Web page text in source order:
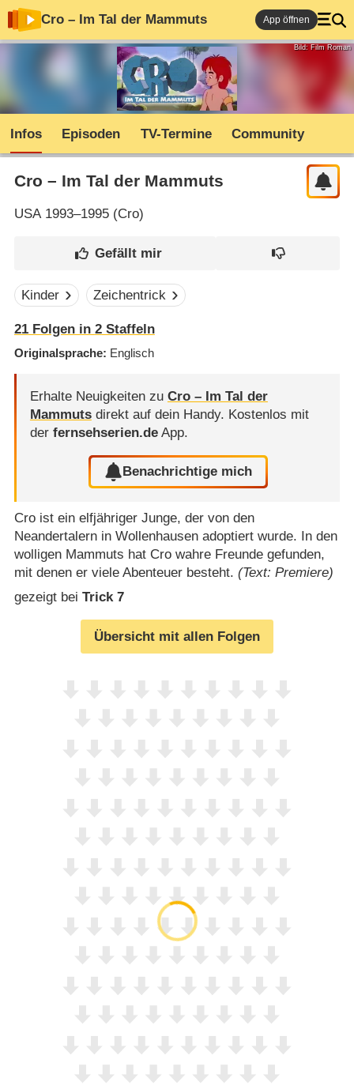
Cro – Im Tal der Mammuts App öffnen
Bild: Film Roman
Infos Episoden TV-Termine Community
Cro – Im Tal der Mammuts
USA1993–1995 (Cro)
Kinder Zeichentrick
21Folgen in 2Staffeln
Originalsprache Englisch
Erhalte Neuigkeiten zu Cro – Im Tal der
Mammutsdirekt auf dein Handy. Kostenlos mit
der fernsehserien.deApp.
Benachrichtige mich
Cro ist ein elfjähriger Junge, der von den
Neandertalern in Wollenhausen adoptiert wurde. In den
wolligen Mammuts hat Cro wahre Freunde gefunden,
mit denen er viele Abenteuer besteht. (Text: Premiere)
gezeigt bei Trick 7
Übersicht mit allen Folgen